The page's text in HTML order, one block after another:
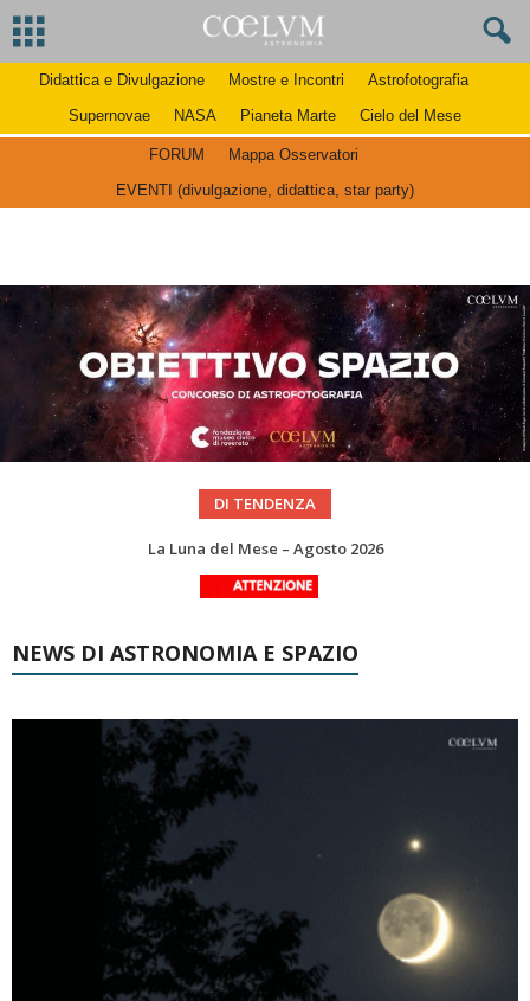
Didattica e Divulgazione Mostre e Incontri
Astrofotografia
Supernovae
NASA Pianeta Marte Cielo del Mese
FORUM
Mappa Osservatori
EVENTI (divulgazione, didattica, star party)
DI TENDENZA
Le costellazioni di Agosto 2026: Delfino
NEWS DI ASTRONOMIA E SPAZIO